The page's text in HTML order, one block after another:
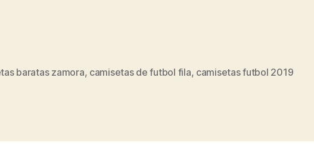
baratas zamora, camisetas de futbol fila, camisetas futbol 2019